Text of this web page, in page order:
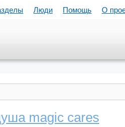
Люди Помощь О
magic cares